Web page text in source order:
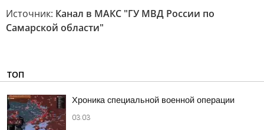
Источник: Канал в МАКС "ГУ МВД России по
Самарской области"
ТОП
Хроника специальной военной операции
03:03